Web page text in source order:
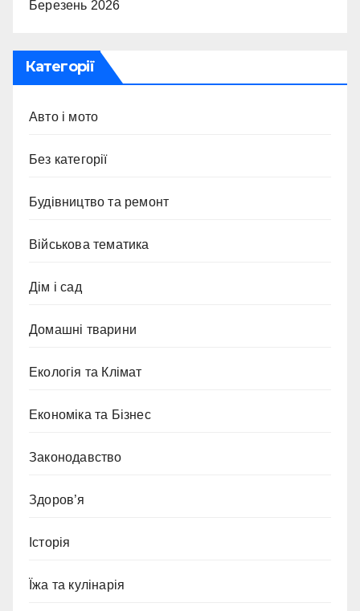
Березень 2026
Категорії
Авто і мото
Без категорії
Будівництво та ремонт
Військова тематика
Дім і сад
Домашні тварини
Екологія та Клімат
Економіка та Бізнес
Законодавство
Здоров’я
Історія
Їжа та кулінарія